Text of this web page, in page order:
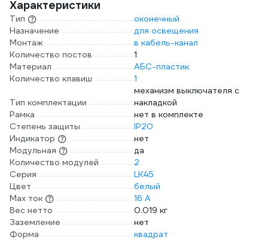
Характеристики
Тип
оконечный
Назначение
для освещения
Монтаж
в кабель-канал
Количество постов
1
Материал
АБС-пластик
Количество клавиш
1
Тип комплектации
механизм выключателя с
накладкой
Рамка
нет в комплекте
Степень защиты
IP20
Индикатор
нет
Модульная
да
Количество модулей
2
Серия
LK45
Цвет
белый
Max ток
16 А
Вес нетто
0.019 кг
Заземление
нет
Форма
квадрат